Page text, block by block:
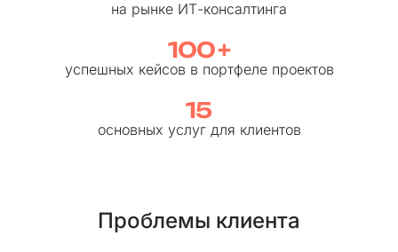
на рынке ИТ⁠-⁠консалтинга
100 +
успешных кейсов в портфеле проектов
15
основных услуг для клиентов
Проблемы клиента